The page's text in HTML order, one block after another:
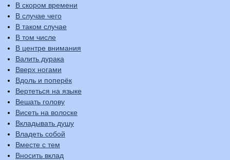
В скором времени
В случае чего
В таком случае
В том числе
В центре внимания
Валить дурака
Вверх ногами
Вдоль и поперёк
Вертеться на языке
Вешать голову
Висеть на волоске
Вкладывать душу
Владеть собой
Вместе с тем
Вносить вклад